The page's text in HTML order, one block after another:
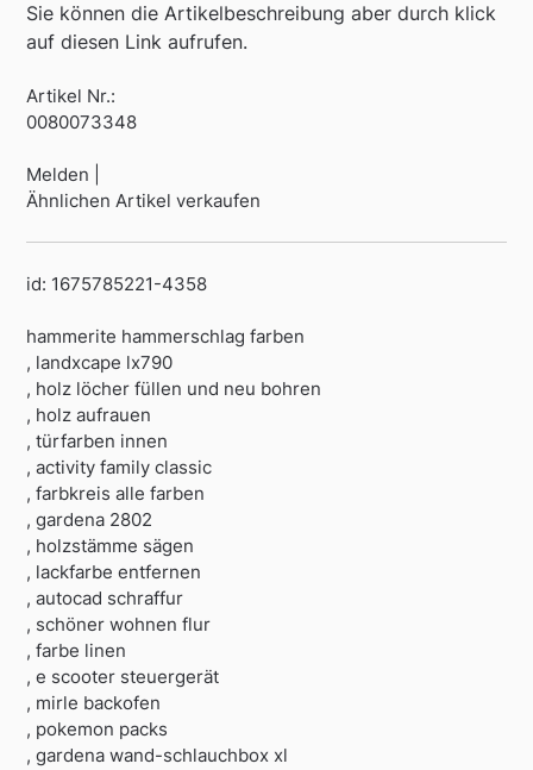
Sie können die Artikelbeschreibung aber durch klick
auf diesen Link aufrufen.
Artikel Nr.:
0080073348
Melden |
Ähnlichen Artikel verkaufen
id: 1675785221-4358
hammerite hammerschlag farben
, landxcape lx790
, holz löcher füllen und neu bohren
, holz aufrauen
, türfarben innen
, activity family classic
, farbkreis alle farben
, gardena 2802
, holzstämme sägen
, lackfarbe entfernen
, autocad schraffur
, schöner wohnen flur
, farbe linen
, e scooter steuergerät
, mirle backofen
, pokemon packs
, gardena wand-schlauchbox xl